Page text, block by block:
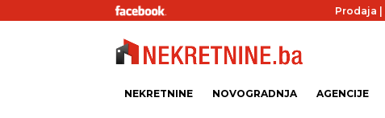
Prodaja
NEKRETNINE NOVOGRADNJA AGENCIJE